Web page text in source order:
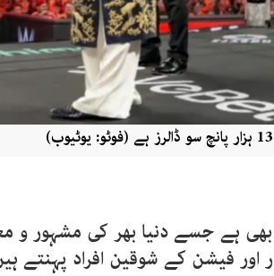
بھی ہے جسے دنیا بھر کی مشہور و
اور فیشن کے شوقین افراد پہنتے